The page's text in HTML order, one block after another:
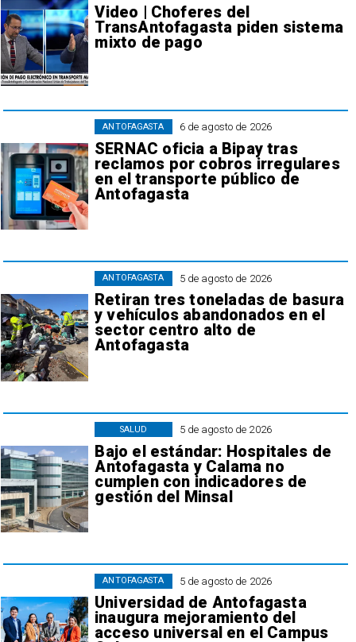
Video | Choferes del
TransAntofagasta piden sistema
mixto de pago
6 de agosto de 2026
SERNAC oficia a Bipay tras
reclamos por cobros irregulares
en el transporte público de
Antofagasta
ANTOFAGASTA
5 de agosto de 2026
Retiran tres toneladas de basura
y vehículos abandonados en el
sector centro alto de
Antofagasta
ANTOFAGASTA
5 de agosto de 2026
Bajo el estándar: Hospitales de
Antofagasta y Calama no
cumplen con indicadores de
gestión del Minsal
SALUD
5 de agosto de 2026
Universidad de Antofagasta
inaugura mejoramiento del
acceso universal en el Campus
ANTOFAGASTA